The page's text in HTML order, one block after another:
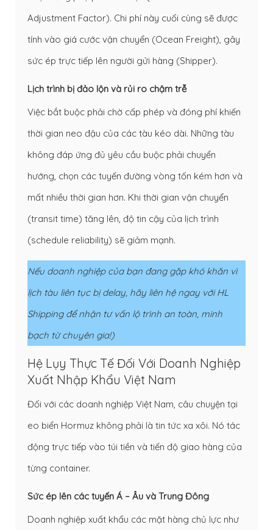
Adjustment Factor). Chi phí này cuối cùng sẽ được
tính vào giá cước vận chuyển (Ocean Freight), gây
sức ép trực tiếp lên người gửi hàng (Shipper).
Lịch trình bị đảo lộn và rủi ro chậm trễ
Việc bắt buộc phải chờ cấp phép và đóng phí khiến
thời gian neo đậu của các tàu kéo dài. Những tàu
không đáp ứng đủ yêu cầu buộc phải chuyển
hướng, chọn các tuyến đường vòng tốn kém hơn và
mất nhiều thời gian hơn. Khi thời gian vận chuyển
(transit time) tăng lên, độ tin cậy của lịch trình
(schedule reliability) sẽ giảm mạnh.
Nếu doanh nghiệp của bạn đang gặp khó khăn vì
lịch tàu liên tục bị delay, hãy liên hệ ngay vớiHL
Shippingđể nhận tư vấn lộ trình an toàn, minh
bạch từ chuyên gia!)
Hệ Lụy Thực Tế Đối Với Doanh Nghiệp
Xuất Nhập Khẩu Việt Nam
Đối với các doanh nghiệp Việt Nam, câu chuyện tại
eo biển Hormuz không phải là tin tức xa xôi. Nó tác
động trực tiếp vào túi tiền và tiến độ giao hàng của
từng container.
Sức ép lên các tuyến Á – Âu và Trung Đông
Doanh nghiệp xuất khẩu các mặt hàng chủ lực như